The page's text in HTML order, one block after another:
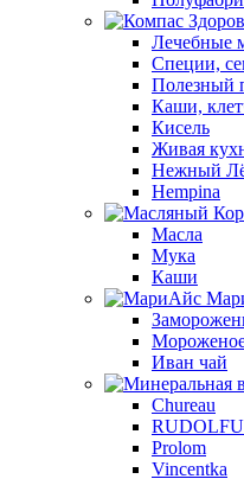
Лечебные
Специи,
Полезный
Каши,
Кисель
Живая
Нежный
Hempina
Масла
Мука
Каши
Иван чай
Chureau
Prolom
Vincentka